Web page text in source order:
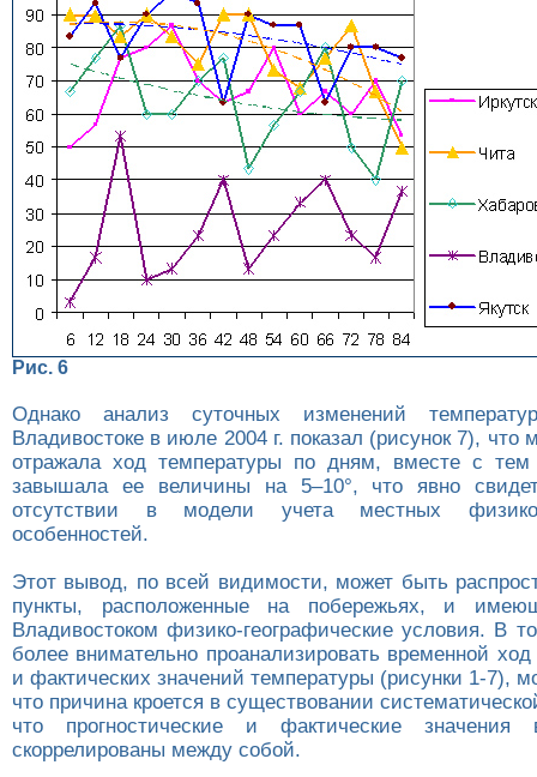
Рис. 6
Однако анализ суточных изменений
Владивостоке в июле 2004 г. показал (рисунок 7), что
отражала ход температуры по дням, вместе с тем
завышала ее величины на 5–10°, что явно
отсутствии в модели учета местных физико-
особенностей.
Этот вывод, по всей видимости, может быть
пункты, расположенные на побережьях, и
Владивостоком физико-географические условия. В
более внимательно проанализировать временной ход
и фактических значений температуры (рисунки 1-7),
что причина кроется в существовании
что прогностические и фактические значения
скоррелированы между собой.